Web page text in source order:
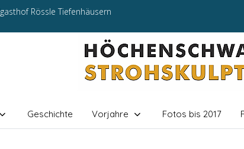
Rössle Tiefenhäusern
Geschichte Vorjahre Fotos bis 2017